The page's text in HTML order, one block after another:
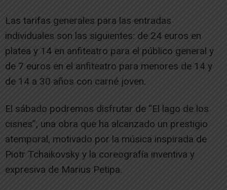
Las tarifas generales para las entradas
individuales son las siguientes: de 24 euros en
platea y 14 en anfiteatro para el público general y
de 7 euros en el anfiteatro para menores de 14 y
de 14 a 30 años con carné joven.
El sábado podremos disfrutar de “El lago de los
cisnes”, una obra que ha alcanzado un prestigio
atemporal, motivado por la música inspirada de
Piotr Tchaikovsky y la coreografía inventiva y
expresiva de Marius Petipa.